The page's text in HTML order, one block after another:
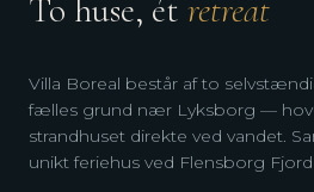
To huse, ét retreat
Villa Boreal består af to
fælles grund nær Lyksborg —
strandhuset direkte ved vandet.
unikt feriehus ved Flensborg